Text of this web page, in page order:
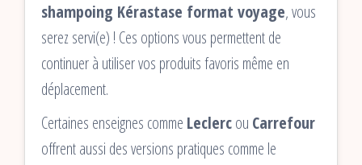
shampoing Kérastase format voyage, vous
serez servi(e) ! Ces options vous permettent de
continuer à utiliser vos produits favoris même en
déplacement.
Certaines enseignes comme Leclercou Carrefour
offrent aussi des versions pratiques comme le